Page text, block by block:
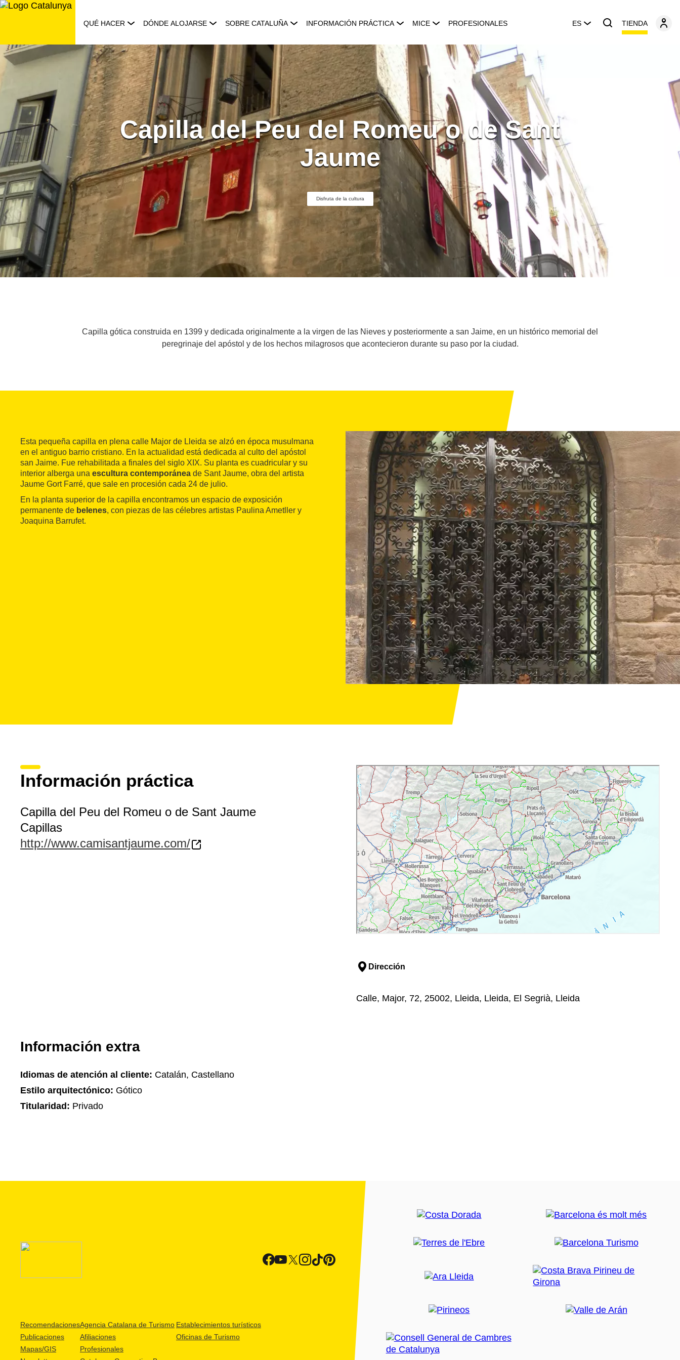
Saltar
QUÉ HACER DÓNDE ALOJARSE SOBRE CATALUÑA INFORMACIÓN PRÁCTICA MICE PROFESIONALES ES TIENDA
Capilla del Peu del Romeu o de Sant
Jaume
Disfruta de la cultura
Capilla gótica construida en 1399 y dedicada originalmente a la virgen de las Nieves y posteriormente a san Jaime, en un histórico memorial del
peregrinaje del apóstol y de los hechos milagrosos que acontecieron durante su paso por la ciudad.
Esta pequeña capilla en plena calle Major de Lleida se alzó en época musulmana
en el antiguo barrio cristiano. En la actualidad está dedicada al culto del apóstol
san Jaime. Fue rehabilitada a finales del siglo XIX. Su planta es cuadricular y su
interior alberga una escultura contemporánea de Sant Jaume, obra del artista
Jaume Gort Farré, que sale en procesión cada 24 de julio.
En la planta superior de la capilla encontramos un espacio de exposición
permanente de belenes, con piezas de las célebres artistas Paulina Ametller y
Joaquina Barrufet.
Información práctica
Capilla del Peu del Romeu o de Sant Jaume
Capillas
http://www.camisantjaume.com/
Dirección
Calle, Major, 72, 25002, Lleida, Lleida, El Segrià, Lleida
Información extra
Idiomas de atención al cliente: Catalán, Castellano
Estilo arquitectónico: Gótico
Titularidad: Privado
Recomendaciones
Publicaciones
Mapas/GIS
Agencia Catalana de Turismo
Afiliaciones
Profesionales
Establecimientos turísticos
Oficinas de Turismo